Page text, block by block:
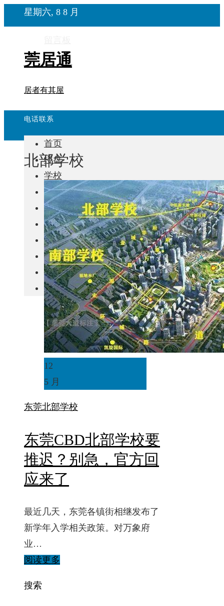
星期六, 8 8 月
莞居通
居者有其屋
电话联系
首页
楼盘
学校
住宅
自建房
东莞
城市更新
房产政策
中国
其他
北部学校
12
5 月
东莞北部学校
东莞CBD北部学校要
推迟？别急，官方回
应来了
最近几天，东莞各镇街相继发布了
新学年入学相关政策。对万象府
业…
阅读更多
搜索